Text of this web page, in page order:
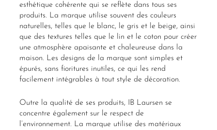
esthétique cohérente qui se reflète dans tous ses
produits. La marque utilise souvent des couleurs
naturelles, telles que le blanc, le gris et le beige, ainsi
que des textures telles que le lin et le coton pour créer
une atmosphère apaisante et chaleureuse dans la
maison. Les designs de la marque sont simples et
épurés, sans fioritures inutiles, ce qui les rend
facilement intégrables à tout style de décoration.
Outre la qualité de ses produits, IB Laursen se
concentre également sur le respect de
l’environnement. La marque utilise des matériaux